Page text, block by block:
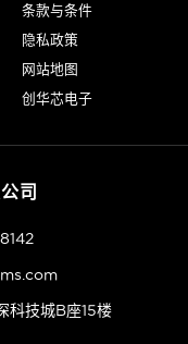
条款与条件
隐私政策
网站地图
创华芯电子
司
科技城B座15楼